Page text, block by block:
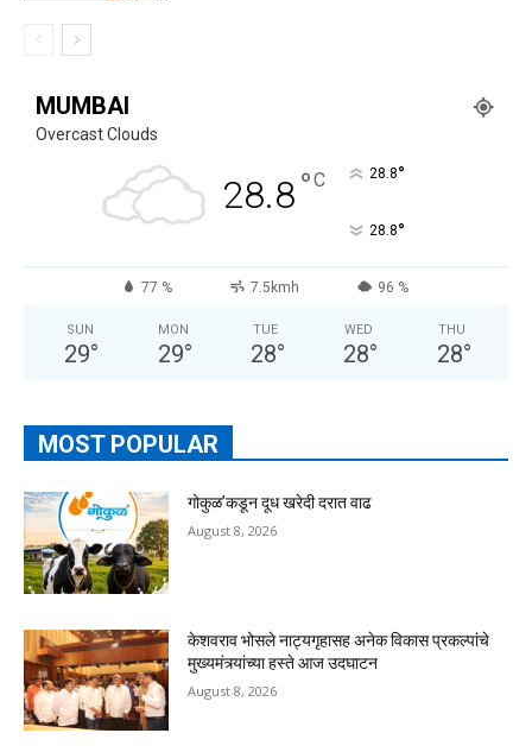
MUMBAI
Overcast Clouds
28.8°C 28.8°
28.8°
77 % 7.5kmh 96 %
SUN
29°
MON
29°
TUE
28°
WED
28°
THU
28°
MOST POPULAR
गोकुळ’कडून दूध खरेदी दरात वाढ
August 8, 2026
केशवराव भोसले नाट्यगृहासह अनेक विकास प्रकल्पांचे
मुख्यमंत्र्यांच्या हस्ते आज उदघाटन
August 8, 2026